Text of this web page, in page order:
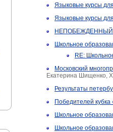
Языковые курсы
Языковые курсы
НЕПОБЕЖДЕННЫЙ
Школьное
RE:
Московский
Екатерина Шищенко,
Результаты
Победителей
Школьное
Школьное